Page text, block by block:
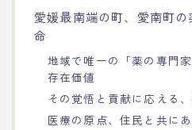
愛媛最南端の町、愛南町
命
地域で唯一の「薬の専門
存在価値
その覚悟と貢献に応える
医療の原点、住民と共に